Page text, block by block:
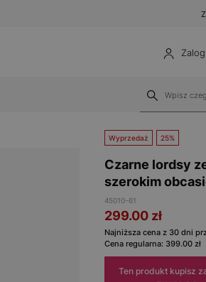
Wyprzedaż 25%
Czarne lordsy
szerokim
45010-61
299.00 zł
Najniższa cena z 30 dni
Cena regularna: 399.00 zł
Ten produkt kupisz